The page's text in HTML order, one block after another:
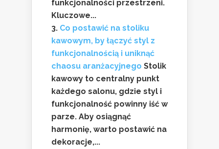
funkcjonalności przestrzeni.
Kluczowe...
Co postawić na stoliku
kawowym, by łączyć styl z
funkcjonalnością i uniknąć
chaosu aranżacyjnego Stolik
kawowy to centralny punkt
każdego salonu, gdzie styl i
funkcjonalność powinny iść w
parze. Aby osiągnąć
harmonię, warto postawić na
dekoracje,...